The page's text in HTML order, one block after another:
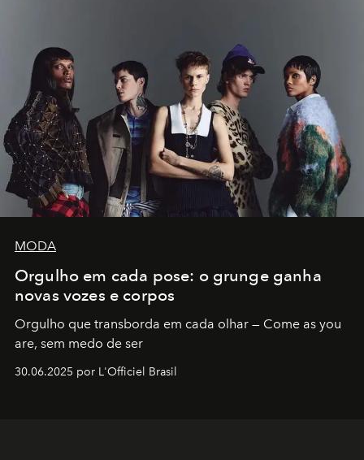
MODA
Orgulho em cada pose: o grunge ganha
novas vozes e corpos
Orgulho que transborda em cada olhar — Come as you
are, sem medo de ser
30.06.2025 por L'Officiel Brasil